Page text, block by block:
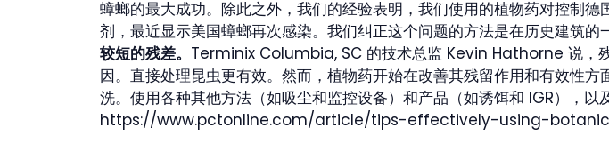
蟑螂的最大成功。除此之外，我们的经验表明，我们使用的植物药对控制
剂，最近显示美国蟑螂再次感染。我们纠正这个问题的方法是在历史建筑
较短的残差。 Terminix Columbia, SC 的技术总监 Kevin Hathorne 说，
因。直接处理昆虫更有效。然而，植物药开始在改善其残留作用和有效性
洗。使用各种其他方法（如吸尘和监控设备）和产品（如诱饵和 IGR），
https://www.pctonline.com/article/tips-effectively-using-